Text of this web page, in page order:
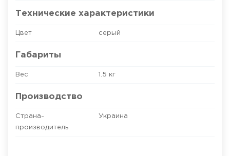
Технические характеристики
Цвет серый
Габариты
Вес 1.5 кг
Производство
Страна-
производитель
Украина